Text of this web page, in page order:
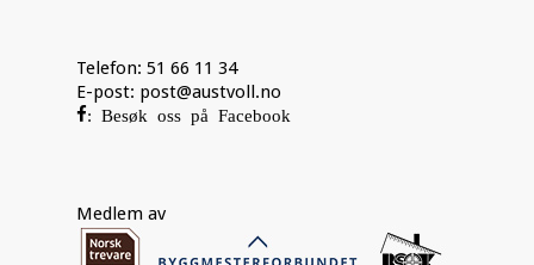
Telefon: 51 66 11 34
E-post: post@austvoll.no
: Besøk oss på Facebook
Medlem av